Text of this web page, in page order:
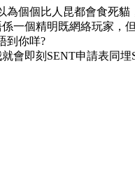
為個個比人昆都會食死
一個精明既網絡玩家，
到你咩?
會即刻SENT申請表同埋